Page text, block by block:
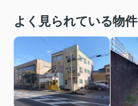
よく見られている物件